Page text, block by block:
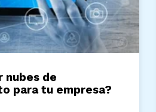
nubes de
para tu empresa?